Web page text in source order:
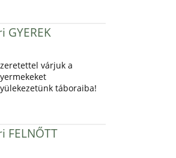
GYEREK
várjuk a
táboraiba!
FELNŐTT